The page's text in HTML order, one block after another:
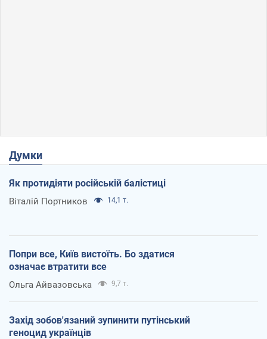
Думки
Як протидіяти російській балістиці
Віталій Портников 14,1 т.
Попри все, Київ вистоїть. Бо здатися
означає втратити все
Ольга Айвазовська 9,7 т.
Захід зобов'язаний зупинити путінський
геноцид українців